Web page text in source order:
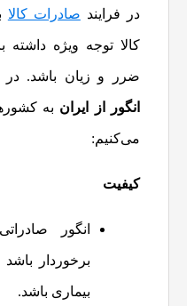
در فرایند صادرات کالا
کالا توجه ویژه داشته
ضرر و زیان باشد. در
انگور از ایران به
می‌کنیم:
کیفیت
انگور
برخوردار
بیماری باشد.